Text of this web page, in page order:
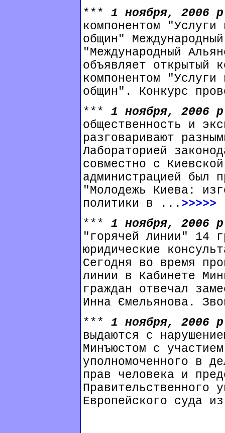
*** 1 ноября, 2006
компонентом
общин"
"Международный
объявляет открытый
компонентом
общин". Конкурс
*** 1 ноября, 2006
общественность и
разговаривают
Лабораторией
совместно с
администрацией был
"Молодежь Киева:
политики в ... >>>>>
*** 1 ноября, 2006
"горячей линии" 14
юридические
Сегодня во время
линии в Кабинете
граждан отвечал
Инна Ємельянова.
*** 1 ноября, 2006
выдаются с
Минъюстом с
уполномоченного в
прав человека и
Правительственного
Европейского суда